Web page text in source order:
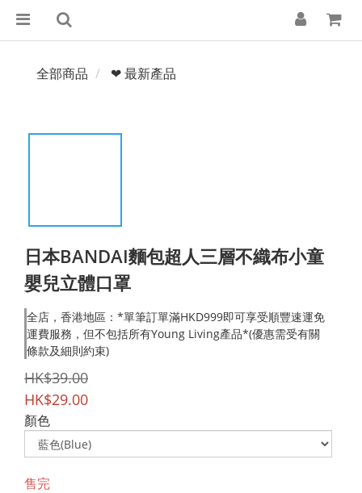
全部商品 ❤ 最新產品
日本BANDAI麵包超人三層不織布小童
嬰兒立體口罩
全店，香港地區：*單筆訂單滿HKD999即可享受順豐速運免
運費服務，但不包括所有Young Living產品*(優惠需受有關
條款及細則約束)
HK$39.00
HK$29.00
顏色
售完